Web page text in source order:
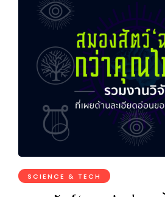
SCIENCE & TECH